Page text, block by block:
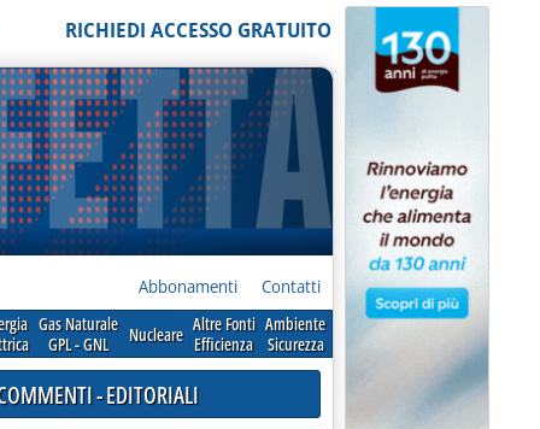
RICHIEDI ACCESSO GRATUITO
Abbonamenti Contatti
Gas Naturale
GPL - GNL
Nucleare Altre Fonti
Efficienza
Ambiente
Sicurezza
- EDITORIALI